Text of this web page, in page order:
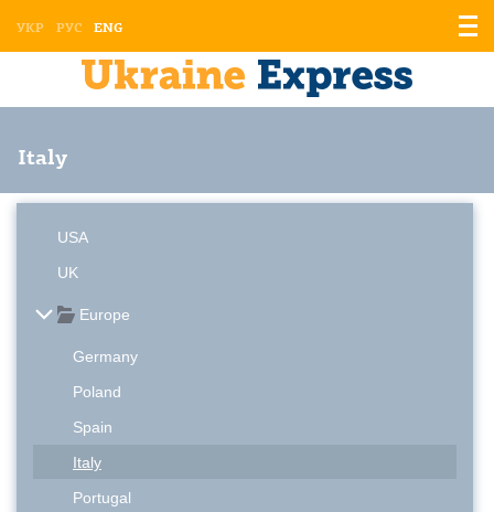
УКР РУС ENG
Italy
USA
UK
Europe
Germany
Poland
Spain
Italy
Portugal